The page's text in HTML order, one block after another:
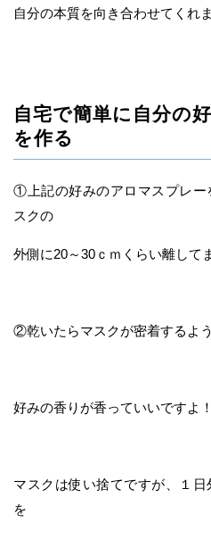
自分の本質を向き合わせてくれま
自宅で簡単に自分の
を作る
①上記の好みのアロマスプレー
スクの
外側に20～30ｃｍくらい離して
②乾いたらマスクが密着するよ
好みの香りが香っていいですよ！
マスクは使い捨てですが、１
を